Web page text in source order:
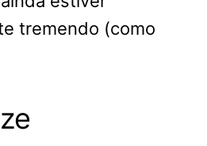
tremendo (como